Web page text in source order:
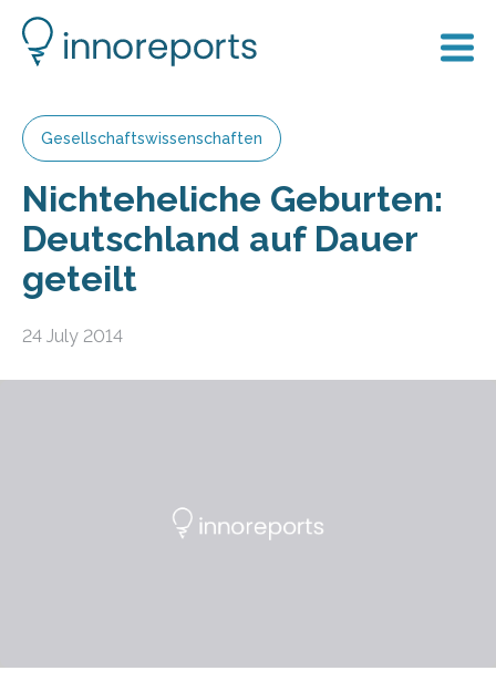
Gesellschaftswissenschaften
Nichteheliche Geburten:
Deutschland auf Dauer
geteilt
24 July 2014